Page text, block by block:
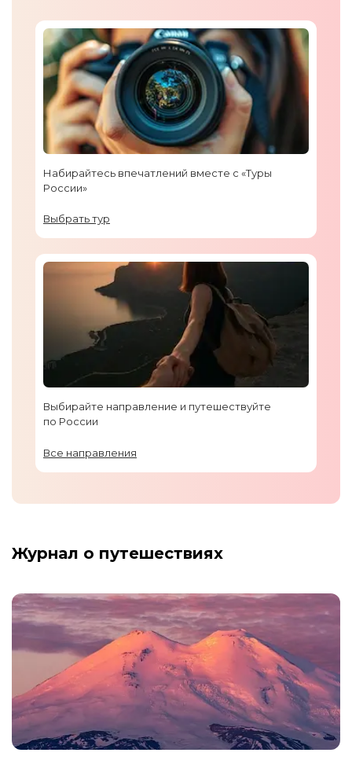
Набирайтесь впечатлений вместе с «Туры
России»
Выбрать тур
Выбирайте направление и путешествуйте
по России
Все направления
Журнал о путешествиях